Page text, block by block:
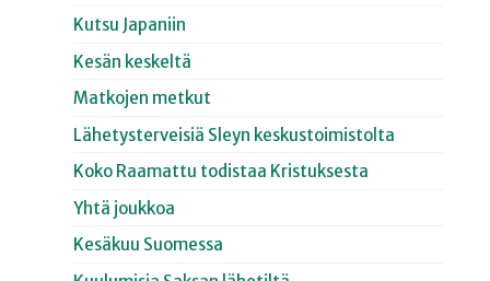
Kutsu Japaniin
Kesän keskeltä
Matkojen metkut
Lähetysterveisiä Sleyn keskustoimistolta
Koko Raamattu todistaa Kristuksesta
Yhtä joukkoa
Kesäkuu Suomessa